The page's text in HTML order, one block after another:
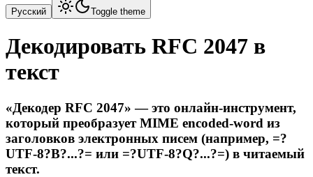
Русский Toggle theme
Декодировать RFC 2047 в
текст
«Декодер RFC 2047» — это онлайн-инструмент,
который преобразует MIME encoded-word из
заголовков электронных писем (например, =?
UTF-8?B?...?= или =?UTF-8?Q?...?=) в читаемый
текст.